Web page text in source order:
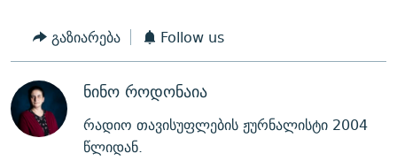
გაზიარება Follow us
ნინო როდონაია
რადიო თავისუფლების ჟურნალისტი 2004
წლიდან.